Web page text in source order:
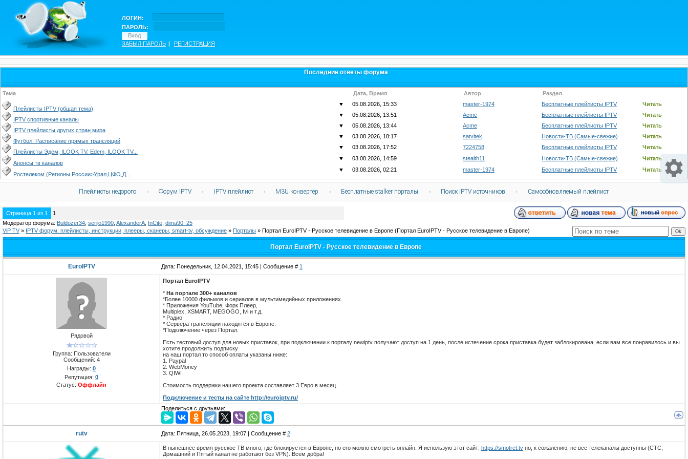
ЛОГИН:
ПАРОЛЬ:
ЗАБЫЛ ПАРОЛЬ | РЕГИСТРАЦИЯ
Последние ответы форума
Тема Дата, Время Автор Раздел
Плейлисты IPTV (общая тема)
▼ 05.08.2026, 15:33 master-1974 Бесплатные плейлисты IPTV Читать
IPTV спортивные каналы
▼ 05.08.2026, 13:51 Acme Бесплатные плейлисты IPTV Читать
IPTV плейлисты других стран мира
▼ 05.08.2026, 13:44 Acme Бесплатные плейлисты IPTV Читать
Футбол! Расписание прямых трансляций
▼ 03.08.2026, 18:17 satvitek Новости-ТВ (Самые-свежие) Читать
Плейлисты Эдем, ILOOK TV. Edem, ILOOK TV...
▼ 03.08.2026, 17:52 7224758 Бесплатные плейлисты IPTV Читать
Анонсы тв каналов
▼ 03.08.2026, 14:59 stealth11 Новости-ТВ (Самые-свежие) Читать
Ростелеком (Регионы России>Урал,ЦФО,Д...
▼ 03.08.2026, 02:21 master-1974 Бесплатные плейлисты IPTV Читать
Плейлисты недорого · Форум IPTV · IPTV плейлист · M3U конвертер · Бесплатные stalker порталы · Поиск IPTV источников · Самообновляемый плейлист
Страница 1 из 1
1
Модератор форума: Buldozer34 serjio1990 AlexanderA InCite dima90_25
ViP TV » IPTV форум: плейлисты, инструкции, плееры, сканеры, smart-tv, обсуждение » Порталы » Портал EuroIPTV - Русское телевидение в Европе (Портал EuroIPTV - Русское телевидение в Европе)
Портал EuroIPTV - Русское телевидение в Европе
EuroIPTV Дата: Понедельник, 12.04.2021, 15:45 | Сообщение # 1
Рядовой
Группа: Пользователи
Сообщений: 4
Награды: 0
Репутация: 0
Статус: Оффлайн
Портал EuroIPTV
* На портале 300+ каналов
*Более 10000 фильмов и сериалов в мультимедийных приложениях.
* Приложения YouTube, Форк Плеер,
Multiplex, XSMART, MEGOGO, Ivi и т.д.
* Радио
* Сервера трансляции находятся в Европе.
*Подключение через Портал.
Есть тестовый доступ для новых приставок, при подключении к порталу newiptv получают доступ на 1 день, после истечение срока приставка будет заблокирована, если вам все понравилось и вы
хотите продолжить подписку
на наш портал то способ оплаты указаны ниже:
1. Paypal
2. WebMoney
3. QIWI
Стоимость поддержки нашего проекта составляет 3 Евро в месяц.
Подключение и тесты на сайте http://euroiptv.ru/
Поделиться с друзьями:
rutv Дата: Пятница, 26.05.2023, 19:07 | Сообщение # 2
В нынешнее время русское ТВ много, где блокируется в Европе, но его можно смотреть онлайн. Я использую этот сайт: https://smotret.tv но, к сожалению, не все телеканалы доступны (СТС,
Домашний и Пятый канал не работают без VPN). Всем добра!